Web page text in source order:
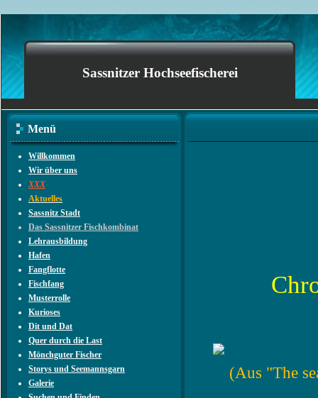
Sassnitzer Hochseefischerei
Menü
Willkommen
Wir über uns
XXX
Aktuelles
Sassnitz Stadt
Das Sassnitzer Fischkombinat
Lehrausbildung
Hafen
Fangflotte
Fischfang
Musterrolle
Kurioses
Dit und Dat
Quer durch die Last
Mönchguter Fischer
Storys und Seemannsgarn
Galerie
(Aus "The